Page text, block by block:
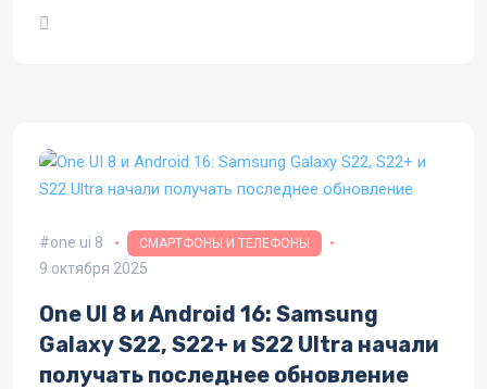
one ui 8 СМАРТФОНЫ И ТЕЛЕФОНЫ
9 октября 2025
One UI 8 и Android 16: Samsung
Galaxy S22, S22+ и S22 Ultra начали
получать последнее обновление